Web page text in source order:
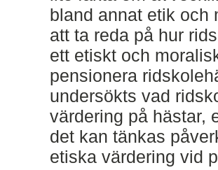
bland annat etik och
att ta reda på hur
ett etiskt och
pensionera
undersökts vad
värdering på hästar,
det kan tänkas
etiska värdering vid